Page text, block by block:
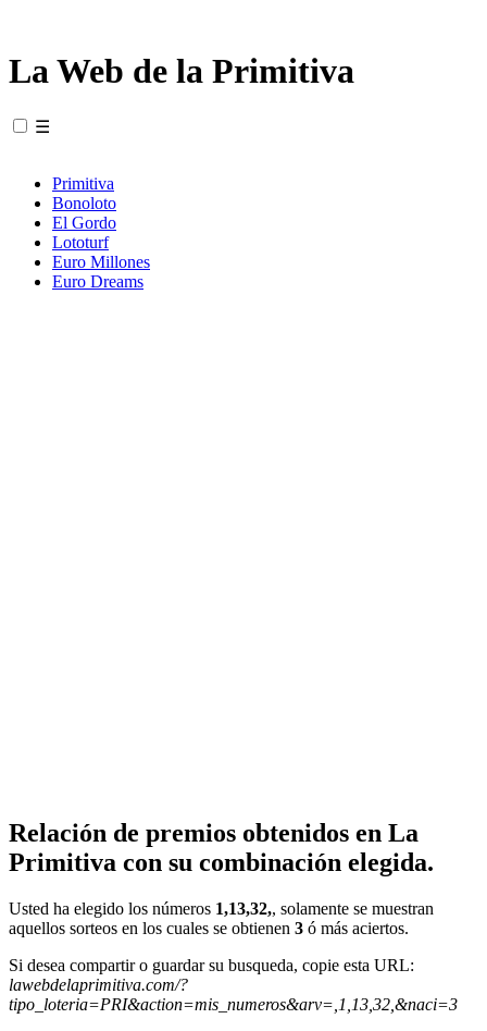
La Web de la Primitiva
☰
Primitiva
Bonoloto
El Gordo
Lototurf
Euro Millones
Euro Dreams
Relación de premios obtenidos en La
Primitiva con su combinación elegida.
Usted ha elegido los números 1,13,32,, solamente se muestran
aquellos sorteos en los cuales se obtienen 3 ó más aciertos.
Si desea compartir o guardar su busqueda, copie esta URL:
lawebdelaprimitiva.com/?
tipo_loteria=PRI&action=mis_numeros&arv=,1,13,32,&naci=3